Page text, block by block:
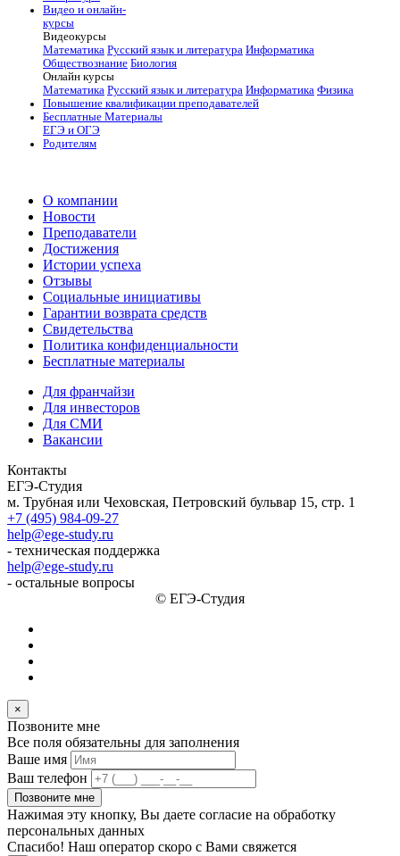
Видео и онлайн-
курсы
Видеокурсы
Математика Русский язык и литература Информатика
Обществознание Биология
Онлайн курсы
Математика Русский язык и литература Информатика Физика
Повышение квалификации преподавателей
Бесплатные Материалы
ЕГЭ и ОГЭ
Родителям
О компании
Новости
Преподаватели
Достижения
Истории успеха
Отзывы
Социальные инициативы
Гарантии возврата средств
Свидетельства
Политика конфиденциальности
Бесплатные материалы
Для франчайзи
Для инвесторов
Для СМИ
Вакансии
Контакты
ЕГЭ-Студия
м. Трубная или Чеховская, Петровский бульвар 15, стр. 1
+7 (495) 984-09-27
help@ege-study.ru
- техническая поддержка
help@ege-study.ru
- остальные вопросы
© ЕГЭ-Студия
×
Позвоните мне
Все поля обязательны для заполнения
Ваше имя
Ваш телефон
Позвоните мне
Нажимая эту кнопку, Вы даете согласие на обработку
персональных данных
Спасибо! Наш оператор скоро с Вами свяжется